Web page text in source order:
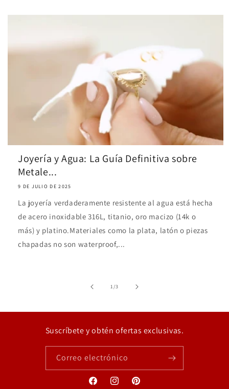
Joyería y Agua: La Guía Definitiva sobre
Metale...
9 DE JULIO DE 2025
La joyería verdaderamente resistente al agua está hecha
de acero inoxidable 316L, titanio, oro macizo (14k o
más) y platino.Materiales como la plata, latón o piezas
chapadas no son waterproof,...
1/de
3
Suscríbete y obtén ofertas exclusivas.
Correo electrónico
FacebookInstagramPinterest